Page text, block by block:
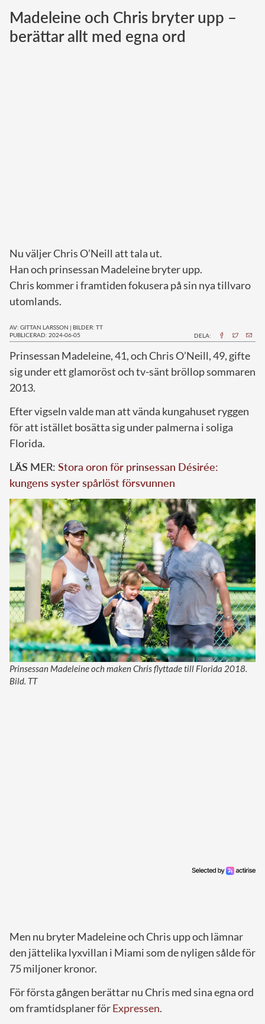
Norska kungahuset
Danska kungahuset
Madeleine och Chris bryter upp –
berättar allt med egna ord
Nu väljer Chris O’Neill att tala ut.
Han och prinsessan Madeleine bryter upp.
Chris kommer i framtiden fokusera på sin nya tillvaro
utomlands.
AV: GITTAN LARSSON | BILDER: TT
PUBLICERAD: 2024-06-05
DELA:
Prinsessan Madeleine, 41, och Chris O’Neill, 49, gifte
sig under ett glamoröst och tv-sänt bröllop sommaren
2013.
Efter vigseln valde man att vända kungahuset ryggen
för att istället bosätta sig under palmerna i soliga
Florida.
LÄS MER: Stora oron för prinsessan Désirée:
kungens syster spårlöst försvunnen
Prinsessan Madeleine och maken Chris flyttade till Florida 2018.
Bild. TT
Men nu bryter Madeleine och Chris upp och lämnar
den jättelika lyxvillan i Miami som de nyligen sålde för
75 miljoner kronor.
För första gången berättar nu Chris med sina egna ord
om framtidsplaner förExpressen.